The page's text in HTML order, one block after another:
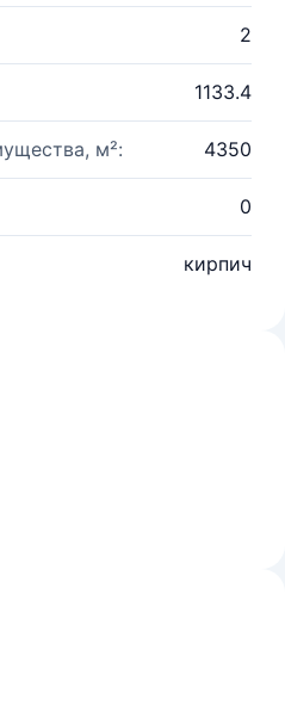
2
1133.4
м²: 4350
0
кирпич